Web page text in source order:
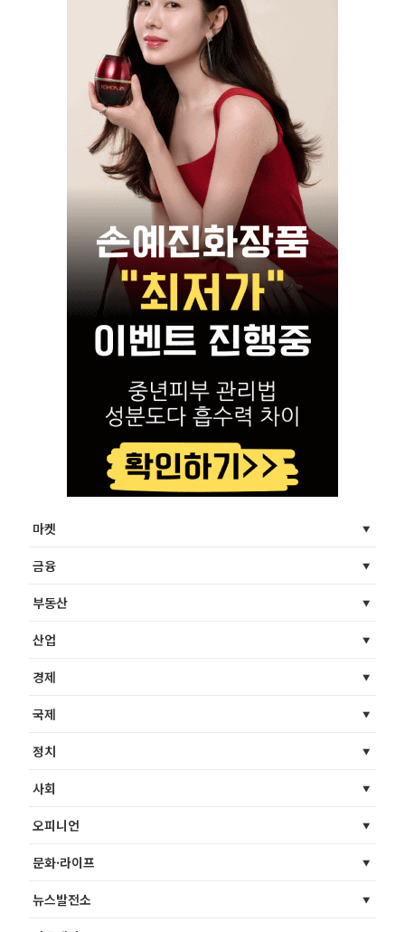
마켓
금융
부동산
산업
경제
국제
정치
사회
오피니언
문화·라이프
뉴스발전소